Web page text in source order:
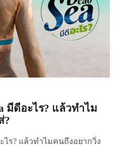
มีดีอะไร? แล้วทำไม
?
ไร? แล้วทำไมคนถึงอยากวิ่ง